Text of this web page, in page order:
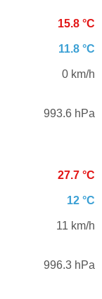
15.8 °C
11.8 °C
0 km/h
993.6 hPa
27.7 °C
12 °C
11 km/h
996.3 hPa